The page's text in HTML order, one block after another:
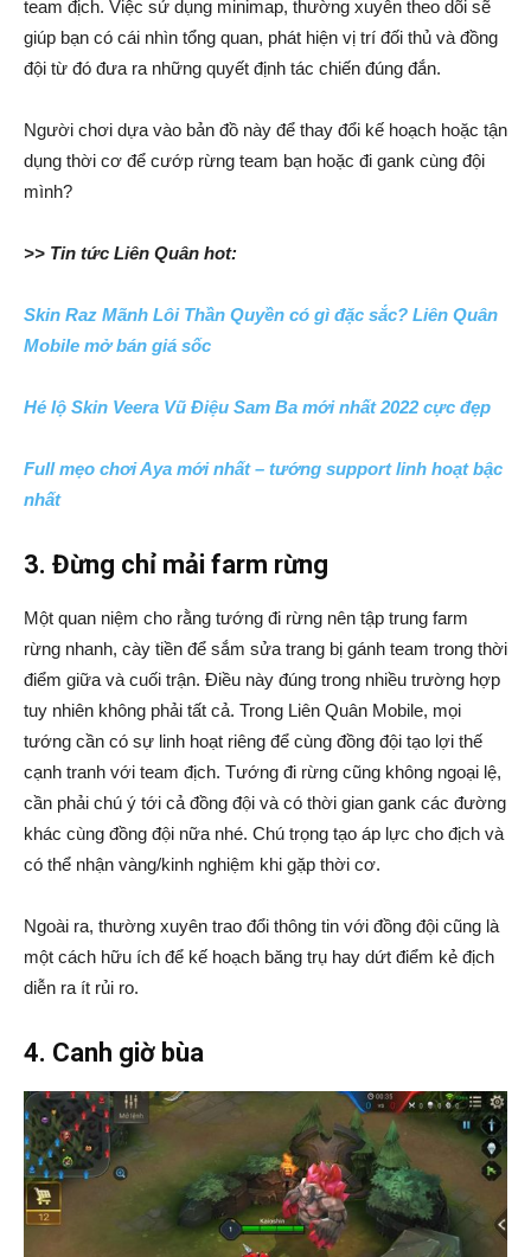
team địch. Việc sử dụng minimap, thường xuyên theo dõi sẽ
giúp bạn có cái nhìn tổng quan, phát hiện vị trí đối thủ và đồng
đội từ đó đưa ra những quyết định tác chiến đúng đắn.
Người chơi dựa vào bản đồ này để thay đổi kế hoạch hoặc tận
dụng thời cơ để cướp rừng team bạn hoặc đi gank cùng đội
mình?
>> Tin tức Liên Quân hot:
Skin Raz Mãnh Lôi Thần Quyền có gì đặc sắc? Liên Quân
Mobile mở bán giá sốc
Hé lộ Skin Veera Vũ Điệu Sam Ba mới nhất 2022 cực đẹp
Full mẹo chơi Aya mới nhất – tướng support linh hoạt bậc
nhất
3. Đừng chỉ mải farm rừng
Một quan niệm cho rằng tướng đi rừng nên tập trung farm
rừng nhanh, cày tiền để sắm sửa trang bị gánh team trong thời
điểm giữa và cuối trận. Điều này đúng trong nhiều trường hợp
tuy nhiên không phải tất cả. Trong Liên Quân Mobile, mọi
tướng cần có sự linh hoạt riêng để cùng đồng đội tạo lợi thế
cạnh tranh với team địch. Tướng đi rừng cũng không ngoại lệ,
cần phải chú ý tới cả đồng đội và có thời gian gank các đường
khác cùng đồng đội nữa nhé. Chú trọng tạo áp lực cho địch và
có thể nhận vàng/kinh nghiệm khi gặp thời cơ.
Ngoài ra, thường xuyên trao đổi thông tin với đồng đội cũng là
một cách hữu ích để kế hoạch băng trụ hay dứt điểm kẻ địch
diễn ra ít rủi ro.
4. Canh giờ bùa